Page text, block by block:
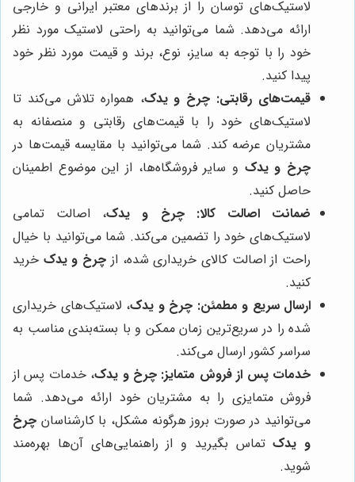
لاستیک‌های توسان را از برندهای معتبر ایرانی و خارجی
ارائه می‌دهد. شما می‌توانید به راحتی لاستیک مورد نظر
خود را با توجه به سایز، نوع، برند و قیمت مورد نظر خود
پیدا کنید.
قیمت‌های رقابتی: چرخ و یدک، همواره تلاش می‌کند تا
لاستیک‌های خود را با قیمت‌های رقابتی و منصفانه به
مشتریان عرضه کند. شما می‌توانید با مقایسه قیمت‌ها در
چرخ و یدک و سایر فروشگاه‌ها، از این موضوع اطمینان
حاصل کنید.
ضمانت اصالت کالا:
چرخ و یدک، اصالت تمامی
لاستیک‌های خود را تضمین می‌کند. شما می‌توانید با خیال
راحت از اصالت کالای خریداری شده، از چرخ و یدک خرید
کنید.
ارسال سریع و مطمئن: چرخ و یدک، لاستیک‌های خریداری
شده را در سریع‌ترین زمان ممکن و با بسته‌بندی مناسب به
سراسر کشور ارسال می‌کند.
خدمات پس از فروش متمایز: چرخ و یدک، خدمات پس از
فروش متمایزی را به مشتریان خود ارائه می‌دهد. شما
می‌توانید در صورت بروز هرگونه مشکل، با کارشناسان چرخ
و یدکتماس بگیرید و از راهنمایی‌های آن‌ها بهره‌مند
شوید.